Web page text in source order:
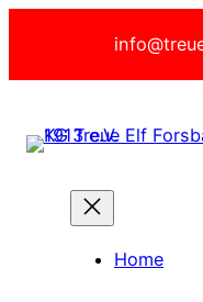
springen
Home